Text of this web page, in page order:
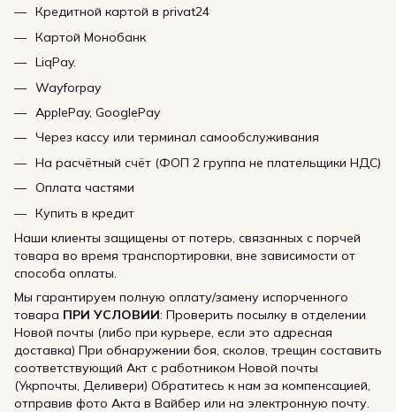
Кредитной картой в privat24
Картой Монобанк
LiqPay.
Wayforpay
ApplePay, GooglePay
Через кассу или терминал самообслуживания
На расчётный счёт (ФОП 2 группа не плательщики НДС)
Оплата частями
Купить в кредит
Наши клиенты защищены от потерь, связанных с порчей
товара во время транспортировки, вне зависимости от
способа оплаты.
Мы гарантируем полную оплату/замену испорченного
товара ПРИ УСЛОВИИ: Проверить посылку в отделении
Новой почты (либо при курьере, если это адресная
доставка) При обнаружении боя, сколов, трещин составить
соответствующий Акт с работником Новой почты
(Укрпочты, Деливери) Обратитесь к нам за компенсацией,
отправив фото Акта в Вайбер или на электронную почту.